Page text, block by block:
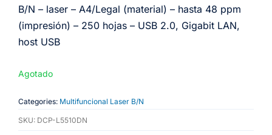
B/N – laser – A4/Legal (material) – hasta 48 ppm
(impresión) – 250 hojas – USB 2.0, Gigabit LAN,
host USB
Agotado
Categories: Multifuncional Laser B/N
SKU: DCP-L5510DN